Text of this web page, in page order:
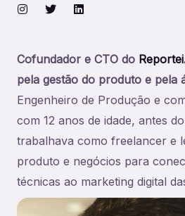
Cofundador e CTO do
pela gestão do produto e pela
Engenheiro de Produção e
com 12 anos de idade, antes
trabalhava como freelancer e
produto e negócios para
técnicas ao marketing digital